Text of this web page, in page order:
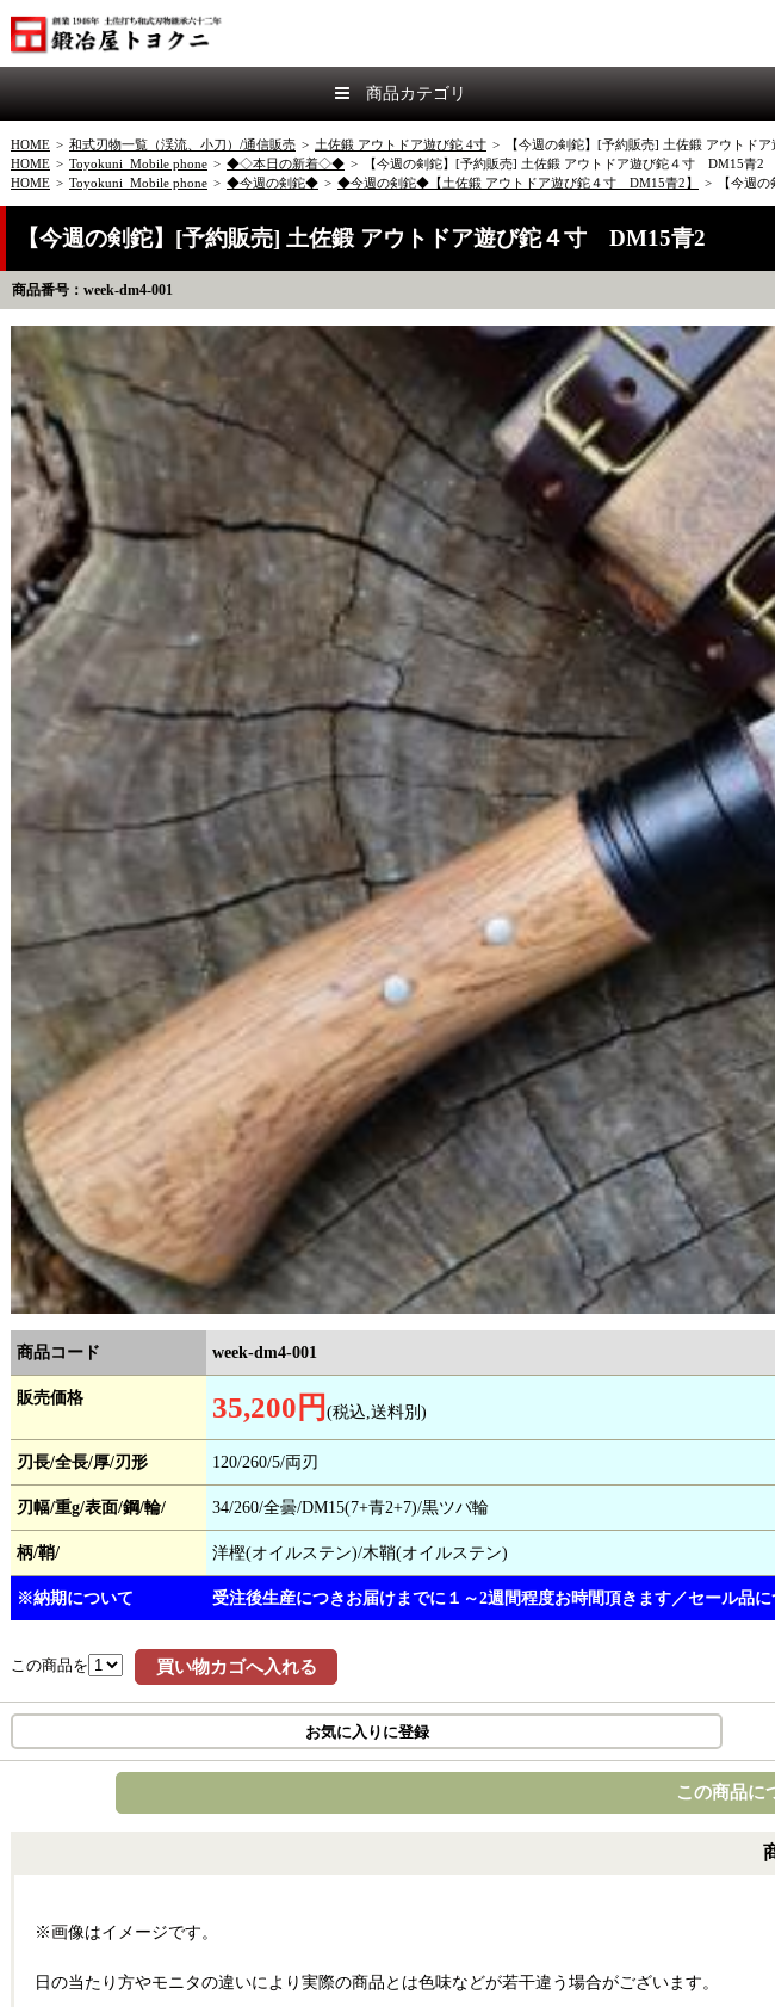
商品カテゴリ
HOME > 和式刃物一覧（渓流、小刀）/通信販売 > 土佐鍛 アウトドア遊び鉈 4寸 >
【今週の剣鉈】[予約販売] 土佐鍛 アウト
HOME > Toyokuni_Mobile phone > ◆◇本日の新着◇◆ >
【今週の剣鉈】[予約販売] 土佐鍛 アウトドア遊び鉈４寸 DM15青2
HOME > Toyokuni_Mobile phone > ◆今週の剣鉈◆ > ◆今週の剣鉈◆【土佐鍛 アウトドア遊び鉈４寸 DM15青2】 > 【今週
【今週の剣鉈】[予約販売] 土佐鍛 アウトドア遊び鉈４寸 DM15青2
商品番号：week-dm4-001
商品コード week-dm4-001
販売価格 35,200円 (税込,送料別)
刃長/全長/厚/刃形 120/260/5/両刃
刃幅/重g/表面/鋼/輪/ 34/260/全曇/DM15(7+青2+7)/黒ツバ輪
柄/鞘/ 洋樫(オイルステン)/木鞘(オイルステン)
※納期について 受注後生産につきお届けまでに１～2週間程度お時間頂きます／セール品
この商品を 買い物カゴへ入れる
お気に入りに登録
この商品に
※画像はイメージです。
日の当たり方やモニタの違いにより実際の商品とは色味などが若干違う場合がございます。